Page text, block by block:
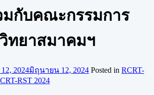
มกับคณะกรรมการ
ทยาสมาคมฯ
2024มิถุนายน 12, 2024 Posted in RCRT-
RST 2024